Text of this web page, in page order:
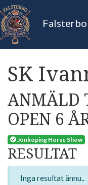
SK
ANMÄLD
OPEN 6
Jönköping Horse Show
RESULTAT
Inga resultat ännu..